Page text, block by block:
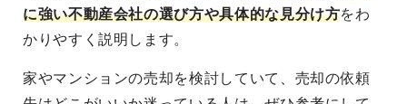
に強い不動産会社の選び方や具体的な見分け方をわ
かりやすく説明します。
家やマンションの売却を検討していて、売却の依頼